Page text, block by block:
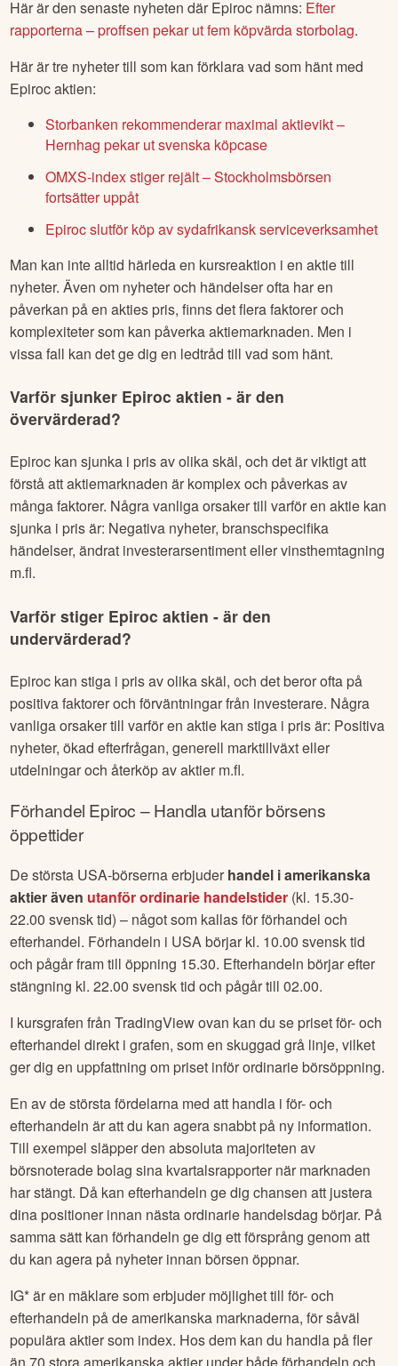
Här är den senaste nyheten där Epiroc nämns: Efter
rapporterna – proffsen pekar ut fem köpvärda storbolag.
Här är tre nyheter till som kan förklara vad som hänt med
Epirocaktien:
Storbanken rekommenderar maximal aktievikt –
Hernhag pekar ut svenska köpcase
OMXS-index stiger rejält – Stockholmsbörsen
fortsätter uppåt
Epiroc slutför köp av sydafrikansk serviceverksamhet
Man kan inte alltid härleda en kursreaktion i en aktie till
nyheter. Även om nyheter och händelser ofta har en
påverkan på en akties pris, finns det flera faktorer och
komplexiteter som kan påverka aktiemarknaden. Men i
vissa fall kan det ge dig en ledtråd till vad som hänt.
Varför sjunker Epiroc aktien - är den
övervärderad?
Epiroc kan sjunka i pris av olika skäl, och det är viktigt att
förstå att aktiemarknaden är komplex och påverkas av
många faktorer. Några vanliga orsaker till varför en aktie kan
sjunka i pris är: Negativa nyheter, branschspecifika
händelser, ändrat investerarsentiment eller vinsthemtagning
m.fl.
Varför stiger Epiroc aktien - är den
undervärderad?
Epiroc kan stiga i pris av olika skäl, och det beror ofta på
positiva faktorer och förväntningar från investerare. Några
vanliga orsaker till varför en aktie kan stiga i pris är: Positiva
nyheter, ökad efterfrågan, generell marktillväxt eller
utdelningar och återköp av aktier m.fl.
Förhandel Epiroc – Handla utanför börsens
öppettider
De största USA-börserna erbjuder handel i amerikanska
aktier även utanför ordinarie handelstider (kl. 15.30-
22.00 svensk tid) – något som kallas för förhandel och
efterhandel. Förhandeln i USA börjar kl. 10.00 svensk tid
och pågår fram till öppning 15.30. Efterhandeln börjar efter
stängning kl. 22.00 svensk tid och pågår till 02.00.
I kursgrafen från TradingView ovan kan du se priset för- och
efterhandel direkt i grafen, som en skuggad grå linje, vilket
ger dig en uppfattning om priset inför ordinarie börsöppning.
En av de största fördelarna med att handla i för- och
efterhandeln är att du kan agera snabbt på ny information.
Till exempel släpper den absoluta majoriteten av
börsnoterade bolag sina kvartalsrapporter när marknaden
har stängt. Då kan efterhandeln ge dig chansen att justera
dina positioner innan nästa ordinarie handelsdag börjar. På
samma sätt kan förhandeln ge dig ett försprång genom att
du kan agera på nyheter innan börsen öppnar.
IG* är en mäklare som erbjuder möjlighet till för- och
efterhandeln på de amerikanska marknaderna, för såväl
populära aktier som index. Hos dem kan du handla på fler
än 70 stora amerikanska aktier under både förhandeln och